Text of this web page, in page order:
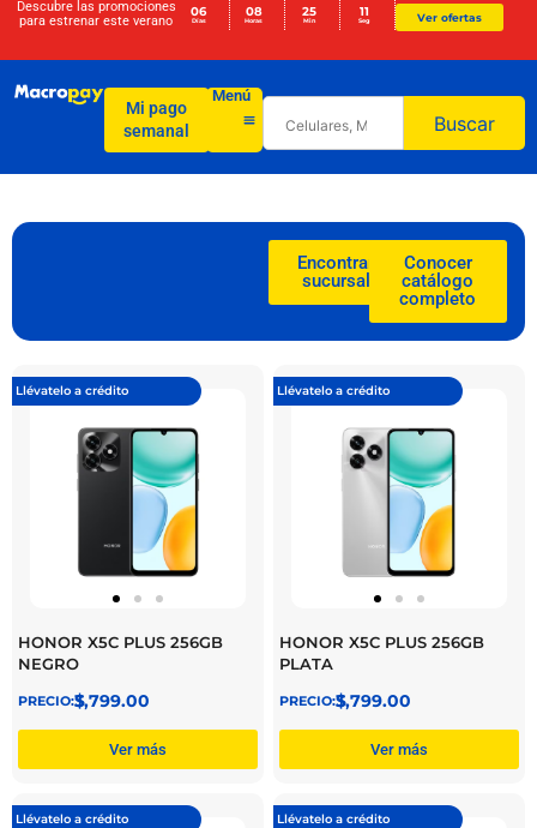
Descubre las promociones
para estrenar este verano
06
Días
08
Horas
25
Min
10
Seg Ver ofertas
Mi pago
semanal
Menú
Buscar
Encontrar
sucursal
Conocer
catálogo
completo
Llévatelo a crédito
HONOR X5C PLUS 256GB
NEGRO
$
3,799.00
Ver más
Llévatelo a crédito
HONOR X5C PLUS 256GB
PLATA
$
3,799.00
Ver más
Llévatelo a crédito Llévatelo a crédito